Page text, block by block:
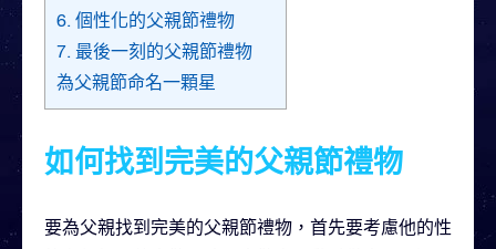
6. 個性化的父親節禮物
7. 最後一刻的父親節禮物
為父親節命名一顆星
如何找到完美的父親節禮物
要為父親找到完美的父親節禮物，首先要考慮他的性